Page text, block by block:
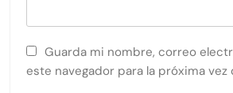
Guarda mi nombre, correo
este navegador para la próxima